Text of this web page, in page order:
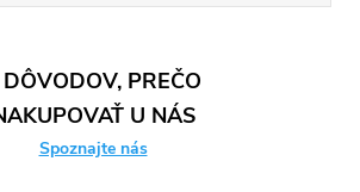
PREČO
U NÁS
Spoznajte nás